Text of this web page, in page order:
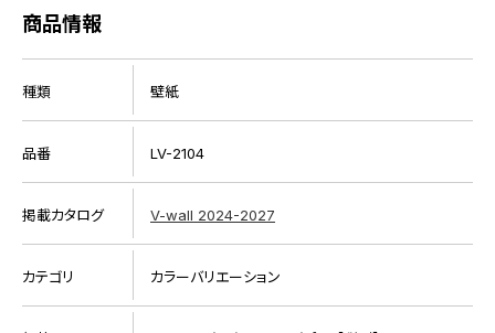
商品情報
種類 壁紙
品番 LV-2104
掲載カタログ V-wall 2024-2027
カテゴリ カラーバリエーション